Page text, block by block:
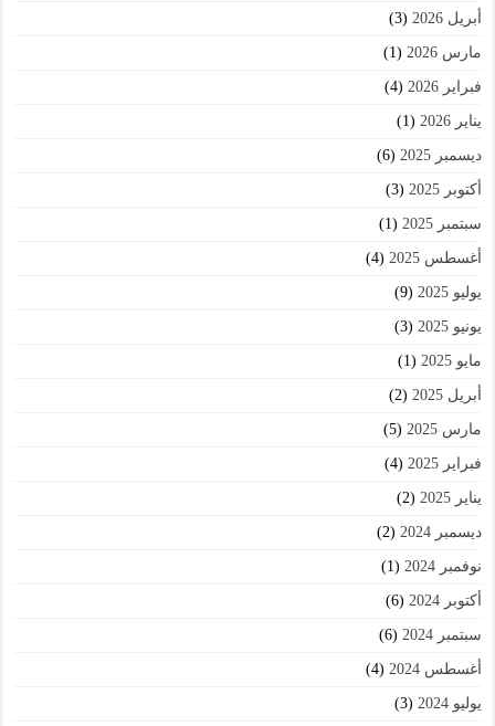
أبريل 2026 (3)
مارس 2026 (1)
فبراير 2026 (4)
يناير 2026 (1)
ديسمبر 2025 (6)
أكتوبر 2025 (3)
سبتمبر 2025 (1)
أغسطس 2025 (4)
يوليو 2025 (9)
يونيو 2025 (3)
مايو 2025 (1)
أبريل 2025 (2)
مارس 2025 (5)
فبراير 2025 (4)
يناير 2025 (2)
ديسمبر 2024 (2)
نوفمبر 2024 (1)
أكتوبر 2024 (6)
سبتمبر 2024 (6)
أغسطس 2024 (4)
يوليو 2024 (3)